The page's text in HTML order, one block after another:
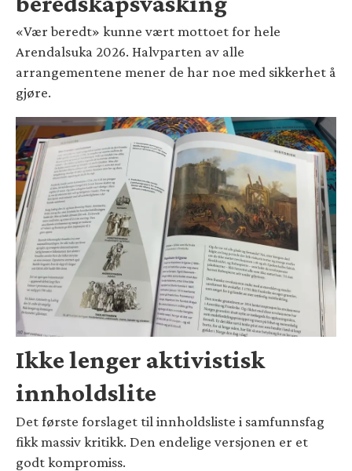
«Vær beredt» kunne vært mottoet for hele
Arendalsuka 2026. Halvparten av alle
arrangementene mener de har noe med sikkerhet å
gjøre.
Ikke lenger aktivistisk
innholdslite
Det første forslaget til innholdsliste i samfunnsfag
fikk massiv kritikk. Den endelige versjonen er et
godt kompromiss.